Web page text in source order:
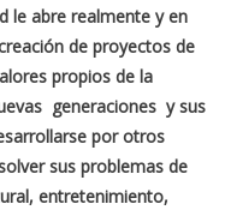
le abre realmente y en
de proyectos de
propios de la
generaciones y sus
por otros
sus problemas de
entretenimiento,